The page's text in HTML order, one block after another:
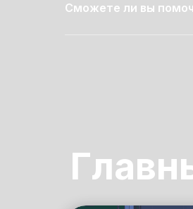
Сможете ли вы